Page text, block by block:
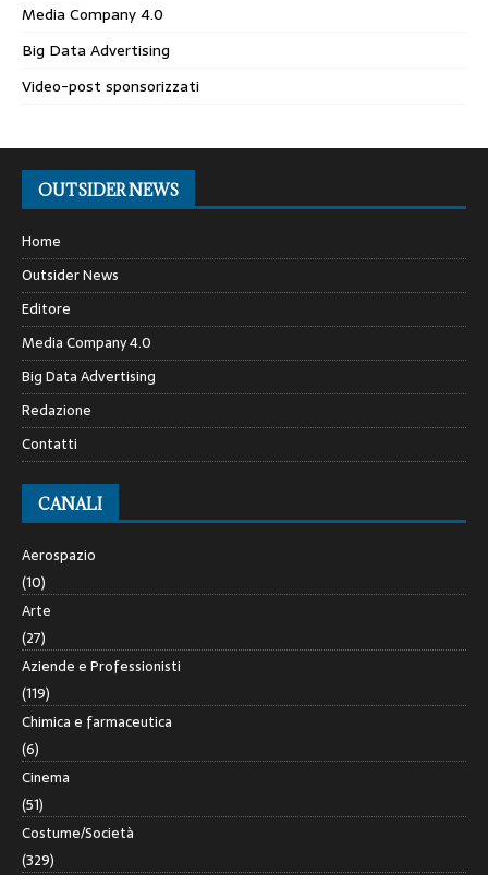
Media Company 4.0
Big Data Advertising
Video-post sponsorizzati
OUTSIDER NEWS
Home
Outsider News
Editore
Media Company 4.0
Big Data Advertising
Redazione
Contatti
CANALI
Aerospazio
(10)
Arte
(27)
Aziende e Professionisti
(119)
Chimica e farmaceutica
(6)
Cinema
(51)
Costume/Società
(329)